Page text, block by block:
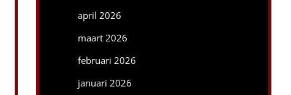
april 2026
maart 2026
februari 2026
januari 2026